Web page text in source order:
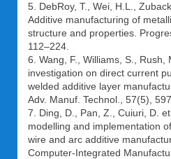
5. DebRoy, T., Wei, H.L.,
Additive manufacturing of
structure and properties.
112–224.
6. Wang, F., Williams, S., Rush,
investigation on direct current
welded additive layer
Adv. Manuf. Technol., 57(5),
7. Ding, D., Pan, Z., Cuiuri, D.
modelling and implementation
wire and arc additive
Computer-Integrated